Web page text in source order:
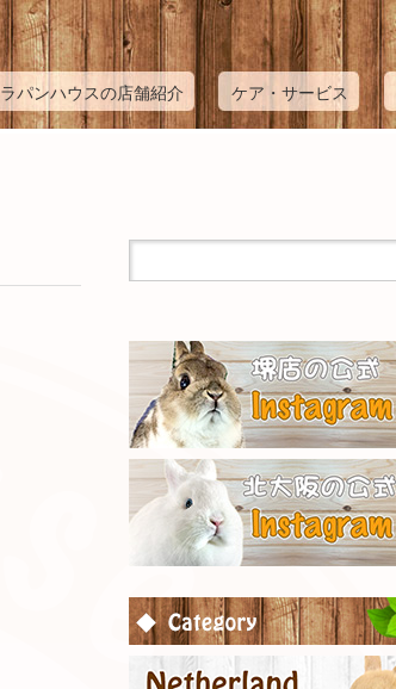
ラパンハウスの店舗紹介 ケア・サービス